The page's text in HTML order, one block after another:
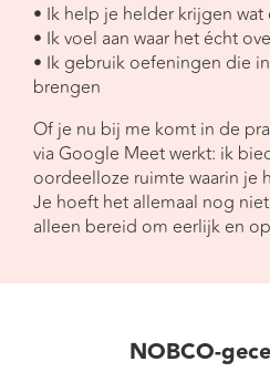
• Ik help je helder krijgen wat
• Ik voel aan waar het écht
• Ik gebruik oefeningen die
brengen
Of je nu bij me komt in de
via Google Meet werkt: ik
oordeelloze ruimte waarin je
Je hoeft het allemaal nog
alleen bereid om eerlijk en
NOBCO-